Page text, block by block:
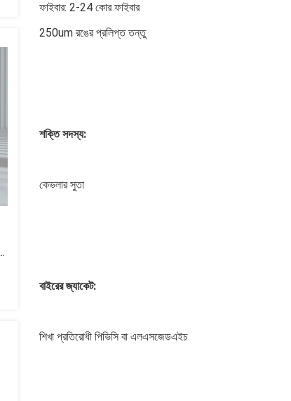
ফাইবার: 2-24 কোর ফাইবার
250um রঙের প্রলিপ্ত তন্তু
শক্তি সদস্য:
কেভলার সুতা
বাইরের জ্যাকেট:
শিখা প্রতিরোধী পিভিসি বা এলএসজেডএইচ